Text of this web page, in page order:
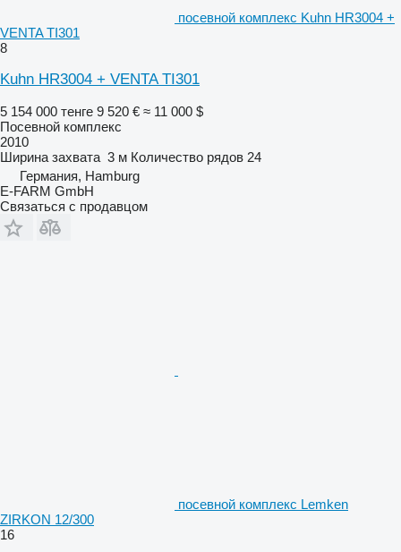
посевной комплекс Kuhn HR3004 +
VENTA TI301
8
Kuhn HR3004 + VENTA TI301
5 154 000 тенге 9 520 € ≈ 11 000 $
Посевной комплекс
2010
Ширина захвата 3 м Количество рядов 24
Германия, Hamburg
E-FARM GmbH
Связаться с продавцом
посевной комплекс Lemken
ZIRKON 12/300
16